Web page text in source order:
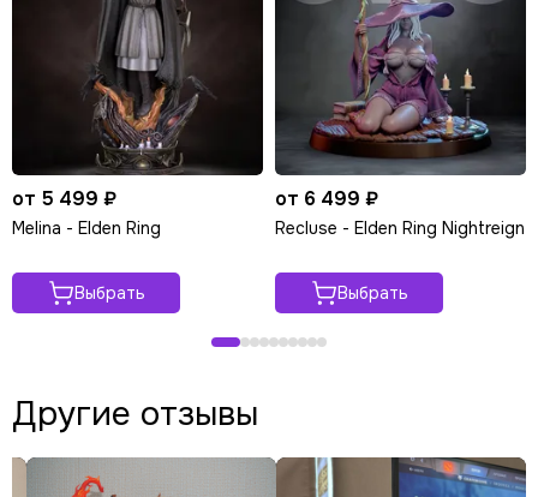
от 5 499 ₽
Melina - Elden Ring
Выбрать
от 6 499 ₽
Recluse - Elden Ring Nightreign
Выбрать
Другие отзывы